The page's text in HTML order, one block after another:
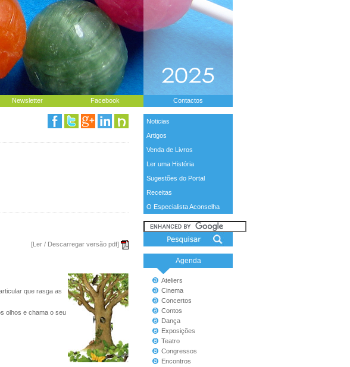
Newsletter Facebook Contactos
Noticias
Artigos
Venda de Livros
Ler uma História
Sugestões do Portal
Receitas
O Especialista Aconselha
Agenda
Ateliers
Cinema
Concertos
Contos
Dança
Exposições
Teatro
Congressos
Encontros
[Ler / Descarregar versão pdf]
que rasga as
olhos e chama o seu